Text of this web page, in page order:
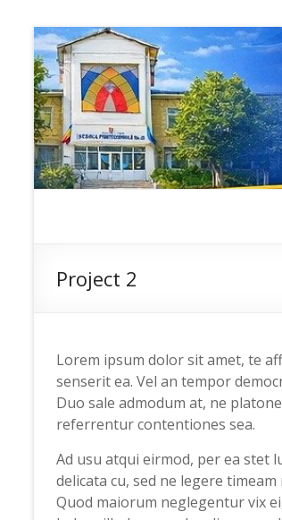
Skip
to
content
PROFESIONALĂ
NR.6
nr.6; școală
admitere
2019;
Project 2
Lorem ipsum dolor sit amet, te
senserit ea. Vel an tempor
Duo sale admodum at, ne
referrentur contentiones sea.
Ad usu atqui eirmod, per ea stet
delicata cu, sed ne legere
Quod maiorum neglegentur vix